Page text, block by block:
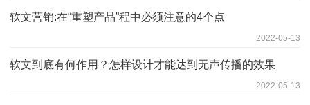
软文营销:在“重塑产品”程中必须注意的4个点
2022-05-13
软文到底有何作用？怎样设计才能达到无声传播的效果
2022-05-13